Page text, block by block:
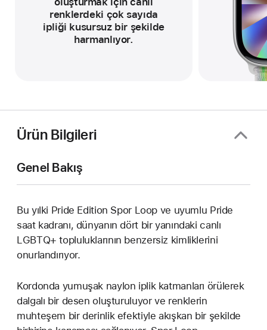
renklerdeki çok sayıda
ipliği kusursuz bir şekilde
harmanlıyor.
Ürün Bilgileri
Genel Bakış
Bu yılki Pride Edition Spor Loop ve uyumlu Pride
saat kadranı, dünyanın dört bir yanındaki canlı
LGBTQ+ topluluklarının benzersiz kimliklerini
onurlandırıyor.
Kordonda yumuşak naylon iplik katmanları örülerek
dalgalı bir desen oluşturuluyor ve renklerin
muhteşem bir derinlik efektiyle akışkan bir şekilde